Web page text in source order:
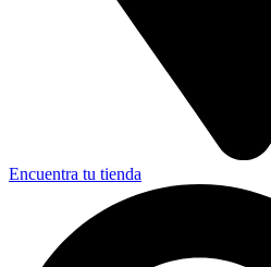
Encuentra tu tienda